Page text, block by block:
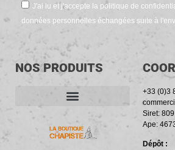
J'ai lu et j'accepte la politique de
données personnelles échangées suite à
NOS PRODUITS
+33 (0)3
Siret:
Ape:
Dépôt :